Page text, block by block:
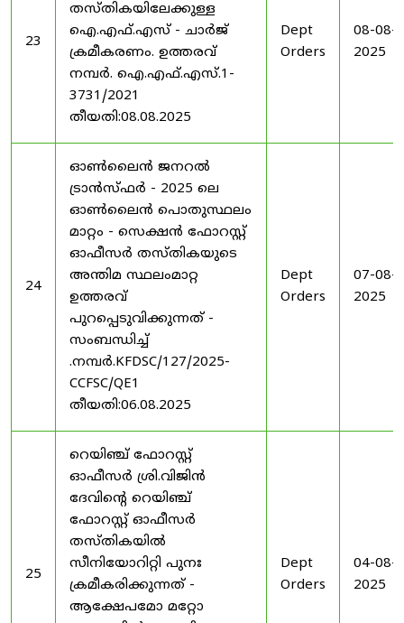
23
തസ്തികയിലേക്കുള്ള
ഐ.എഫ്.എസ് - ചാർജ്
ക്രമീകരണം. ഉത്തരവ്
നമ്പർ. ഐ.എഫ്.എസ്.1-
3731/2021
തീയതി:08.08.2025
Dept
Orders
08-08-
2025
24
ഓൺലൈൻ ജനറൽ
ട്രാൻസ്ഫർ - 2025 ലെ
ഓൺലൈൻ പൊതുസ്ഥലം
മാറ്റം - സെക്ഷൻ ഫോറസ്റ്റ്
ഓഫീസർ തസ്തികയുടെ
അന്തിമ സ്ഥലംമാറ്റ
ഉത്തരവ്
പുറപ്പെടുവിക്കുന്നത് -
സംബന്ധിച്ച്
.നമ്പർ.KFDSC/127/2025-
CCFSC/QE1
തീയതി:06.08.2025
Dept
Orders
07-08-
2025
25
റെയിഞ്ച് ഫോറസ്റ്റ്
ഓഫീസർ ശ്രി.വിജിൻ
ദേവിന്റെ റെയിഞ്ച്
ഫോറസ്റ്റ് ഓഫീസർ
തസ്തികയിൽ
സീനിയോറിറ്റി പുനഃ
ക്രമീകരിക്കുന്നത് -
ആക്ഷേപമോ മറ്റോ
Dept
Orders
04-08-
2025